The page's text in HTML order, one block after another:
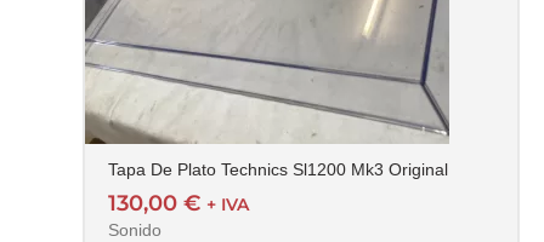
Tapa De Plato Technics Sl1200 Mk3 Original
130,00€ + IVA
Sonido